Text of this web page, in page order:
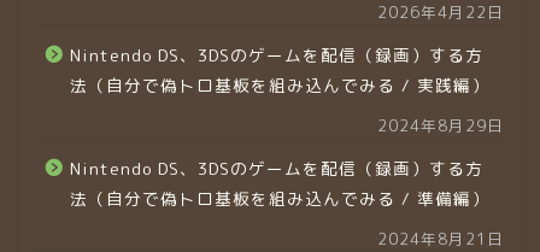
2026年4月22日
Nintendo DS、3DSのゲームを配信（録画）する方
法（自分で偽トロ基板を組み込んでみる / 実践編）
2024年8月29日
Nintendo DS、3DSのゲームを配信（録画）する方
法（自分で偽トロ基板を組み込んでみる / 準備編）
2024年8月21日